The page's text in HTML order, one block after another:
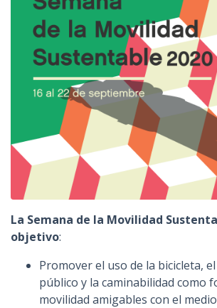
La Semana de la Movilidad
objetivo:
Promover el uso de la bicicleta,
público y la caminabilidad como
movilidad amigables con el